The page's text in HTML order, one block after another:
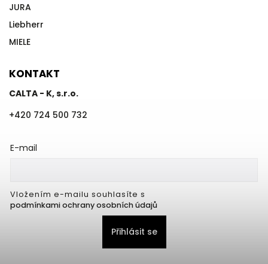
JURA
Liebherr
MIELE
KONTAKT
CALTA - K, s.r.o.
+420 724 500 732
E-mail
Vložením e-mailu souhlasíte s
podmínkami ochrany osobních údajů
Přihlásit se